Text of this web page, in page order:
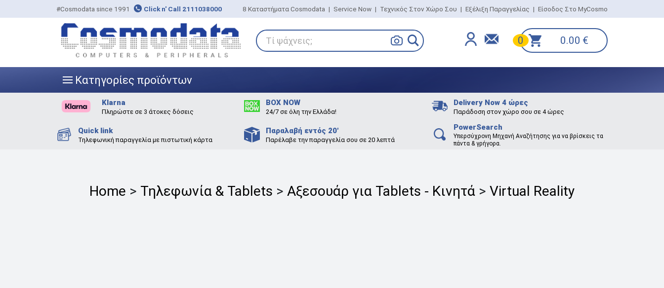
#Cosmodata since 1991 Click n' Call 2111038000 8 Καταστήματα Cosmodata | Service Now | Τεχνικός Στον Χώρο Σου | Εξέλιξη Παραγγελίας | Είσοδος Στο MyCosmo
Τί ψάχνεις; 0 0.00 €
||| Κατηγορίες προϊόντων
Klarna
Πληρώστε σε 3 άτοκες δόσεις
BOX NOW
24/7 σε όλη την Ελλάδα!
Delivery Now 4 ώρες
Παράδοση στον χώρο σου σε 4 ώρες
Quick link
Τηλεφωνική παραγγελία με πιστωτική κάρτα
Παραλαβή εντός 20'
Παρέλαβε την παραγγελία σου σε 20 λεπτά
PowerSearch
Υπερσύχρονη Μηχανή Αναζήτησης για να βρίσκεις τα
πάντα & γρήγορα.
Home > Τηλεφωνία & Tablets > Αξεσουάρ για Tablets - Κινητά > Virtual Reality